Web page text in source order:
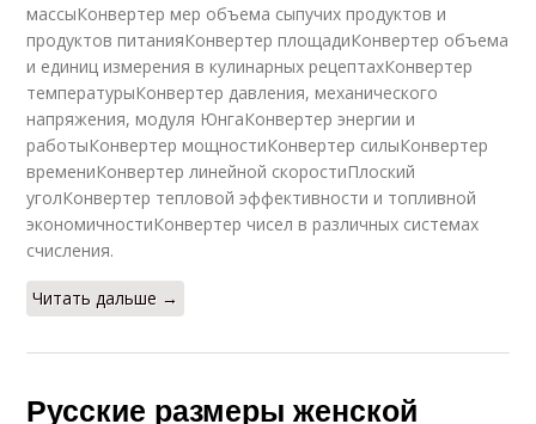
массыКонвертер мер объема сыпучих продуктов и
продуктов питанияКонвертер площадиКонвертер объема
и единиц измерения в кулинарных рецептахКонвертер
температурыКонвертер давления, механического
напряжения, модуля ЮнгаКонвертер энергии и
работыКонвертер мощностиКонвертер силыКонвертер
времениКонвертер линейной скоростиПлоский
уголКонвертер тепловой эффективности и топливной
экономичностиКонвертер чисел в различных системах
счисления.
Читать дальше →
Русские размеры женской